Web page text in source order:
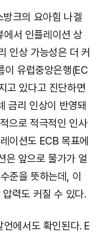
크의 요아힘 나겔
에서 인플레이션 상
인상 가능성은 더 커
이 유럽중앙은행(EC
고 있다고 진단하면
금리 인상이 반영돼
으로 적극적인 인사
이션도 ECB 목표에
은 앞으로 물가가 얼
준을 뜻하는데, 이
력도 커질 수 있다.
에서도 확인된다. E